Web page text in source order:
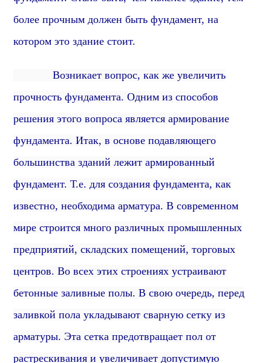
более прочным должен быть фундамент, на
котором это здание стоит.
Возникает вопрос, как же увеличить
прочность фундамента. Одним из способов
решения этого вопроса является армирование
фундамента. Итак, в основе подавляющего
большинства зданий лежит армированный
фундамент. Т.е. для создания фундамента, как
известно, необходима арматура.В современном
мире строится много различных промышленных
предприятий, складских помещений, торговых
центров. Во всех этих строениях устраивают
бетонные заливные полы. В свою очередь, перед
заливкой пола укладывают сварную сетку из
арматуры. Эта сетка предотвращает пол от
растрескивания и увеличивает допустимую